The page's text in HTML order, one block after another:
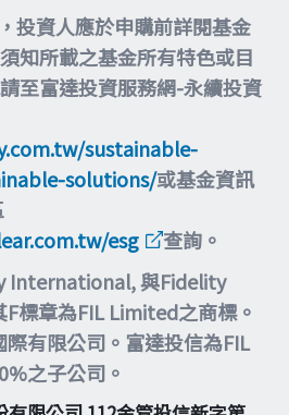
投資人應於申購前詳閱基金
知所載之基金所有特色或目
至富達投資服務網-永續投資
sustainable-
solutions/或基金資訊
esg
查詢。
International, 與Fidelity
標章為FIL Limited之商標。
有限公司。富達投信為FIL
之子公司。